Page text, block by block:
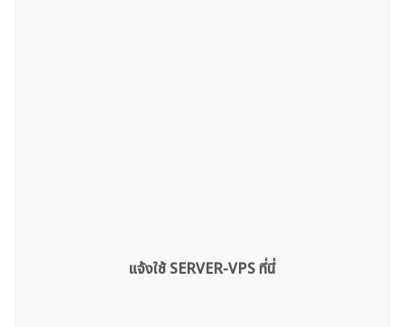
แจ้งใช้ SERVER-VPS ที่นี่